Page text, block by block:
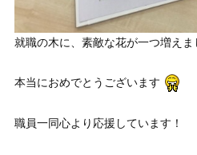
就職の木に、素敵な花が一つ増えま
本当におめでとうございます
職員一同心より応援しています！